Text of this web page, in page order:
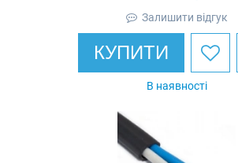
Залишити відгук
КУПИТИ
В наявності